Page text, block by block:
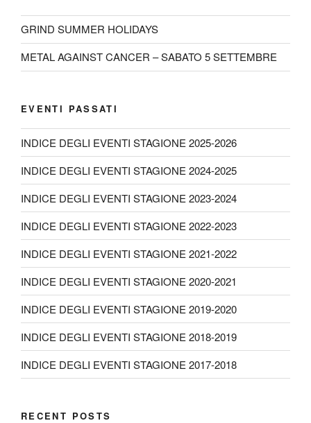
GRIND SUMMER HOLIDAYS
METAL AGAINST CANCER – SABATO 5 SETTEMBRE
EVENTI PASSATI
INDICE DEGLI EVENTI STAGIONE 2025-2026
INDICE DEGLI EVENTI STAGIONE 2024-2025
INDICE DEGLI EVENTI STAGIONE 2023-2024
INDICE DEGLI EVENTI STAGIONE 2022-2023
INDICE DEGLI EVENTI STAGIONE 2021-2022
INDICE DEGLI EVENTI STAGIONE 2020-2021
INDICE DEGLI EVENTI STAGIONE 2019-2020
INDICE DEGLI EVENTI STAGIONE 2018-2019
INDICE DEGLI EVENTI STAGIONE 2017-2018
RECENT POSTS